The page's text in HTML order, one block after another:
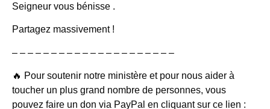
Seigneur vous bénisse .
Partagez massivement !
– – – – – – – – – – – – – – – – – – – – –
🔥 Pour soutenir notre ministère et pour nous aider à
toucher un plus grand nombre de personnes, vous
pouvez faire un don via PayPal en cliquant sur ce lien :